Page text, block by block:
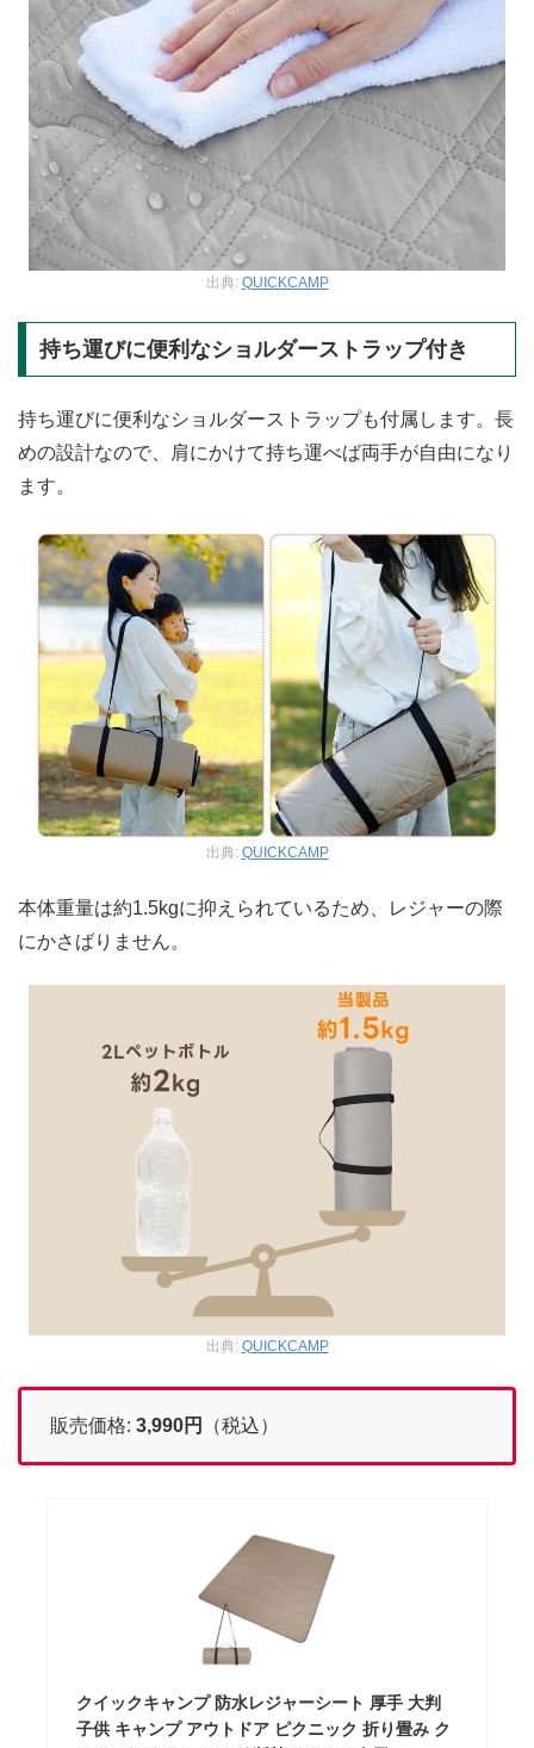
出典: QUICKCAMP
持ち運びに便利なショルダーストラップ付き
持ち運びに便利なショルダーストラップも付属します。長
めの設計なので、肩にかけて持ち運べば両手が自由になり
ます。
出典: QUICKCAMP
本体重量は約1.5kgに抑えられているため、レジャーの際
にかさばりません。
出典: QUICKCAMP
販売価格: 3,990円 （税込）
クイックキャンプ 防水レジャーシート 厚手 大判
子供 キャンプ アウトドア ピクニック 折り畳み ク